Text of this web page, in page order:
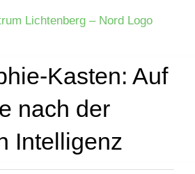
Kasten: Auf
nach der
Intelligenz